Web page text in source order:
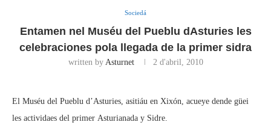
Sociedá
Entamen nel Muséu del Pueblu dAsturies les
celebraciones pola llegada de la primer sidra
written by Asturnet 2 d'abril, 2010
El Muséu del Pueblu d’Asturies, asitiáu en Xixón, acueye dende güei
les actividaes del primer Asturianada y Sidre.